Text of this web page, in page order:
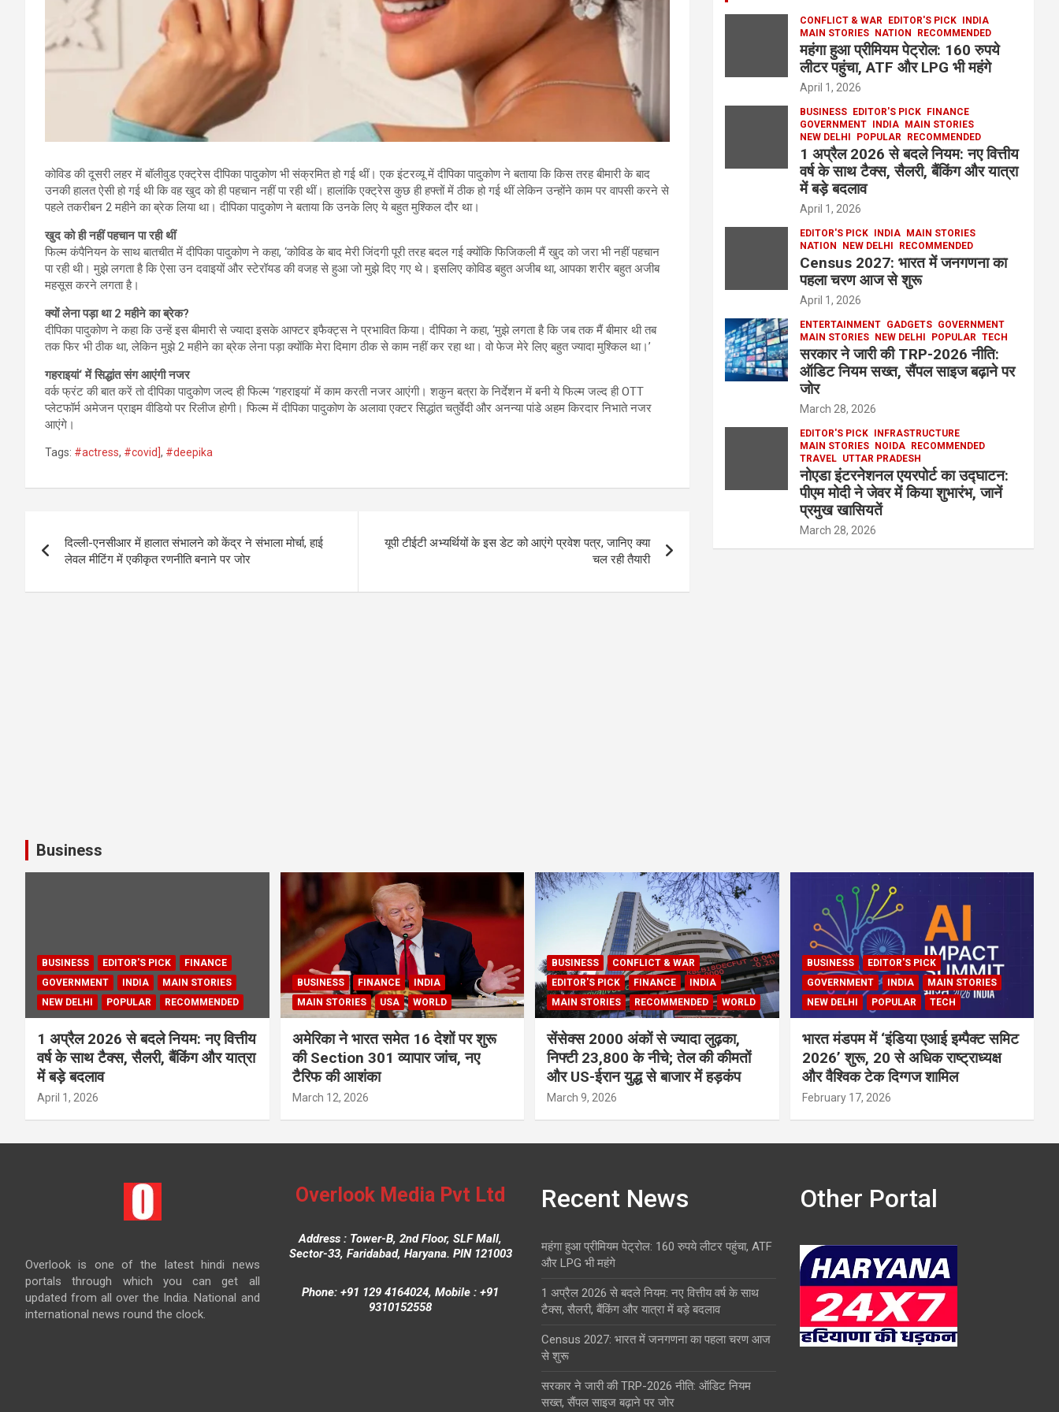
कोविड की दूसरी लहर में बॉलीवुड एक्ट्रेस दीपिका पादुकोण भी संक्रमित हो गई थीं। एक इंटरव्यू में दीपिका पादुकोण ने बताया कि किस तरह बीमारी के बाद
उनकी हालत ऐसी हो गई थी कि वह खुद को ही पहचान नहीं पा रही थीं। हालांकि एक्ट्रेस कुछ ही हफ्तों में ठीक हो गई थीं लेकिन उन्होंने काम पर वापसी करने से
पहले तकरीबन 2 महीने का ब्रेक लिया था। दीपिका पादुकोण ने बताया कि उनके लिए ये बहुत मुश्किल दौर था।
खुद को ही नहीं पहचान पा रही थीं
फिल्म कंपैनियन के साथ बातचीत में दीपिका पादुकोण ने कहा, ‘कोविड के बाद मेरी जिंदगी पूरी तरह बदल गई क्योंकि फिजिकली मैं खुद को जरा भी नहीं पहचान
पा रही थी। मुझे लगता है कि ऐसा उन दवाइयों और स्टेरॉयड की वजह से हुआ जो मुझे दिए गए थे। इसलिए कोविड बहुत अजीब था, आपका शरीर बहुत अजीब
महसूस करने लगता है।
क्यों लेना पड़ा था2महीने का ब्रेक?
दीपिका पादुकोण ने कहा कि उन्हें इस बीमारी से ज्यादा इसके आफ्टर इफैक्ट्स ने प्रभावित किया। दीपिका ने कहा, ‘मुझे लगता है कि जब तक मैं बीमार थी तब
तक फिर भी ठीक था, लेकिन मुझे 2 महीने का ब्रेक लेना पड़ा क्योंकि मेरा दिमाग ठीक से काम नहीं कर रहा था। वो फेज मेरे लिए बहुत ज्यादा मुश्किल था।’
गहराइयां‘में सिद्धांत संग आएंगी नजर
वर्क फ्रंट की बात करें तो दीपिका पादुकोण जल्द ही फिल्म ‘गहराइयां’ में काम करती नजर आएंगी। शकुन बत्रा के निर्देशन में बनी ये फिल्म जल्द ही OTT
प्लेटफॉर्म अमेजन प्राइम वीडियो पर रिलीज होगी। फिल्म में दीपिका पादुकोण के अलावा एक्टर सिद्धांत चतुर्वेदी और अनन्या पांडे अहम किरदार निभाते नजर
आएंगे।
Tags: #actress, #covid] , #deepika
navigation
दिल्ली-एनसीआर में हालात संभालने को केंद्र ने संभाला मोर्चा, हाई
लेवल मीटिंग में एकीकृत रणनीति बनाने पर जोर
यूपी टीईटी अभ्यर्थियों के इस डेट को आएंगे प्रवेश पत्र, जानिए क्या
चल रही तैयारी
CONFLICT & WAR EDITOR'S PICK INDIA
MAIN STORIES NATION RECOMMENDED
महंगा हुआ प्रीमियम पेट्रोल: 160 रुपये
लीटर पहुंचा, ATF और LPG भी महंगे
April 1, 2026
BUSINESS EDITOR'S PICK FINANCE
GOVERNMENT INDIA MAIN STORIES
NEW DELHI
POPULAR RECOMMENDED
1 अप्रैल 2026 से बदले नियम: नए वित्तीय
वर्ष के साथ टैक्स, सैलरी, बैंकिंग और यात्रा
में बड़े बदलाव
April 1, 2026
EDITOR'S PICK INDIA MAIN STORIES
NATION
NEW DELHI RECOMMENDED
Census 2027: भारत में जनगणना का
पहला चरण आज से शुरू
April 1, 2026
ENTERTAINMENT GADGETS GOVERNMENT
MAIN STORIES NEW DELHI POPULAR TECH
सरकार ने जारी की TRP-2026 नीति:
ऑडिट नियम सख्त, सैंपल साइज बढ़ाने पर
जोर
March 28, 2026
EDITOR'S PICK INFRASTRUCTURE
MAIN STORIES NOIDA RECOMMENDED
TRAVEL UTTAR PRADESH
नोएडा इंटरनेशनल एयरपोर्ट का उद्घाटन:
पीएम मोदी ने जेवर में किया शुभारंभ, जानें
प्रमुख खासियतें
March 28, 2026
Business
BUSINESS EDITOR'S PICK
FINANCE
GOVERNMENT
INDIA
MAIN STORIES
NEW DELHI
POPULAR RECOMMENDED
1 अप्रैल 2026 से बदले नियम: नए वित्तीय
वर्ष के साथ टैक्स, सैलरी, बैंकिंग और यात्रा
में बड़े बदलाव
April 1, 2026
BUSINESS FINANCE
INDIA
MAIN STORIES
USA WORLD
अमेरिका ने भारत समेत 16 देशों पर शुरू
की Section 301 व्यापार जांच, नए
टैरिफ की आशंका
March 12, 2026
BUSINESS
CONFLICT & WAR
EDITOR'S PICK
FINANCE
INDIA
MAIN STORIES
RECOMMENDED WORLD
सेंसेक्स 2000 अंकों से ज्यादा लुढ़का,
निफ्टी 23,800 के नीचे; तेल की कीमतों
और US-ईरान युद्ध से बाजार में हड़कंप
March 9, 2026
BUSINESS
EDITOR'S PICK
GOVERNMENT
INDIA
MAIN STORIES
NEW DELHI
POPULAR TECH
भारत मंडपम में ‘इंडिया एआई इम्पैक्ट समिट
2026’ शुरू, 20 से अधिक राष्ट्राध्यक्ष
और वैश्विक टेक दिग्गज शामिल
February 17, 2026
Overlook is one of the latest hindi news
portals through which you can get all
updated from all over the India. National and
international news round the clock.
Overlook Media Pvt Ltd
Address : Tower-B, 2nd Floor, SLF Mall,
Sector-33, Faridabad, Haryana. PIN 121003
Phone: +91 129 4164024, Mobile : +91
9310152558
Recent News
महंगा हुआ प्रीमियम पेट्रोल: 160 रुपये लीटर पहुंचा, ATF
और LPG भी महंगे
1 अप्रैल 2026 से बदले नियम: नए वित्तीय वर्ष के साथ
टैक्स, सैलरी, बैंकिंग और यात्रा में बड़े बदलाव
Census 2027: भारत में जनगणना का पहला चरण आज
से शुरू
सरकार ने जारी की TRP-2026 नीति: ऑडिट नियम
सख्त, सैंपल साइज बढ़ाने पर जोर
Other Portal